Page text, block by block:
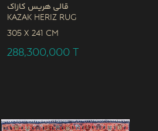
قالی هریس کازاک
Kazak Heriz Rug
305 x 241 CM
288,300,000 T